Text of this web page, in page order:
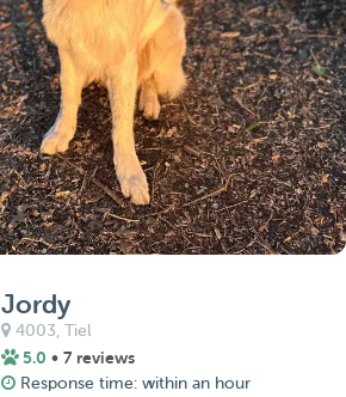
Jordy
4003,Tiel
5.0 • 7 reviews
Response time: within an hour